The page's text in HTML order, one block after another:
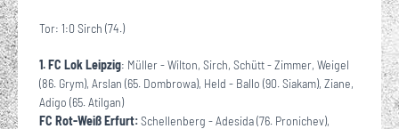
Tor: 1:0 Sirch (74.)
1. FC Lok Leipzig: Müller - Wilton, Sirch, Schütt - Zimmer, Weigel
(86. Grym), Arslan (65. Dombrowa), Held - Ballo (90. Siakam), Ziane,
Adigo (65. Atilgan)
FC Rot-Weiß Erfurt:Schellenberg - Adesida (76. Pronichev),